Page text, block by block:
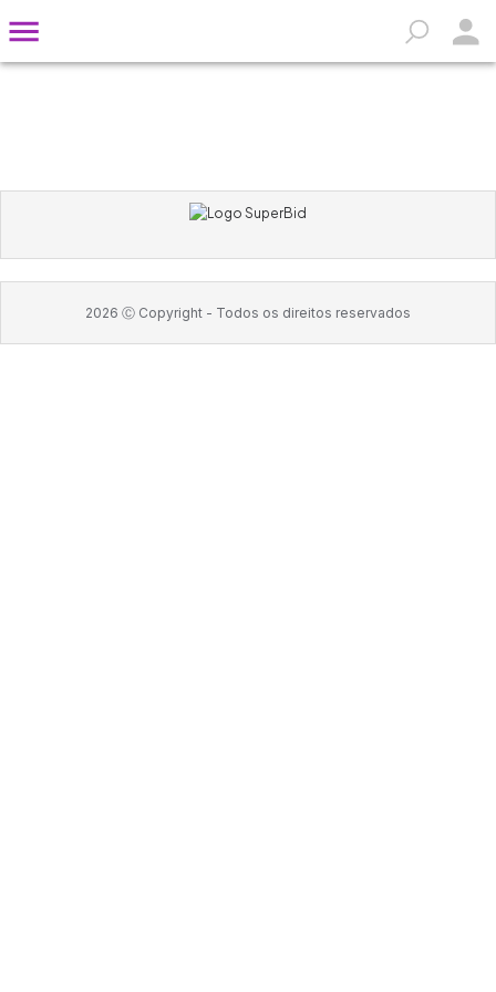
2026 Ⓒ Copyright - Todos os direitos reservados